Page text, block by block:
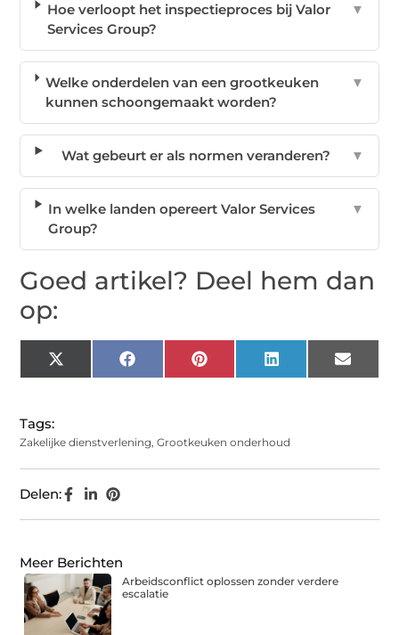
Hoe verloopt het inspectieproces bij Valor
Services Group?
▼
Welke onderdelen van een grootkeuken
kunnen schoongemaakt worden?
▼
Wat gebeurt er als normen veranderen? ▼
In welke landen opereert Valor Services
Group?
▼
Goed artikel? Deel hem dan
op:
X
(Twitter)
Facebook Pinterest LinkedIn Email
Tags:
Zakelijke dienstverlening,Grootkeuken onderhoud
Delen:
Meer Berichten
Arbeidsconflict oplossen zonder verdere
escalatie